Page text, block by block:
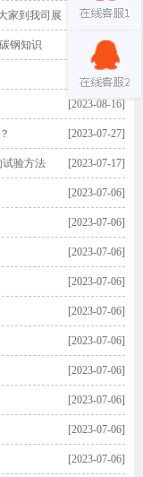
[2023-09-20]
家到我司展
[2023-09-01]
钢知识
[2023-08-25]
[2023-08-16]
[2023-07-27]
[2023-07-17]
试验方法
[2023-07-06]
[2023-07-06]
[2023-07-06]
[2023-07-06]
[2023-07-06]
[2023-07-06]
[2023-07-06]
[2023-07-06]
[2023-07-06]
[2023-07-06]